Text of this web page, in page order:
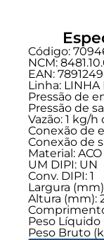
Código:
NCM:
EAN:
Linha: LINHA
Pressão de
Pressão de
Vazão: 1 kg/h
Conexão de
Conexão de
Material:
UM DIPI: UN
Conv. DIPI: 1
Largura
Altura (mm):
Peso Líquido
Peso Bruto